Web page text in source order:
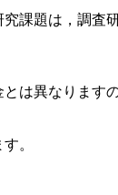
課題は，調査
は異なります
。